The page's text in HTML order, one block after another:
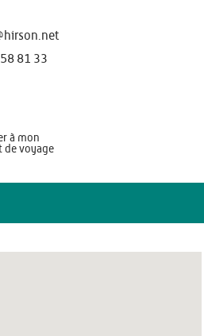
81 33
à mon
de voyage